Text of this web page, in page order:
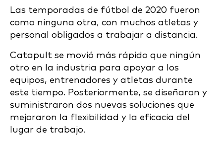
Las temporadas de fútbol de 2020 fueron
como ninguna otra, con muchos atletas y
personal obligados a trabajar a distancia.
Catapult se movió más rápido que ningún
otro en la industria para apoyar a los
equipos, entrenadores y atletas durante
este tiempo. Posteriormente, se diseñaron y
suministraron dos nuevas soluciones que
mejoraron la flexibilidad y la eficacia del
lugar de trabajo.